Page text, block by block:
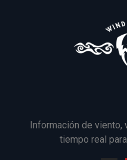
Información de viento,
tiempo real